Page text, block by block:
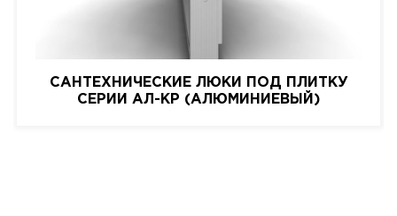
САНТЕХНИЧЕСКИЕ ЛЮКИ ПОД ПЛИТКУ
СЕРИИ АЛ-КР (АЛЮМИНИЕВЫЙ)